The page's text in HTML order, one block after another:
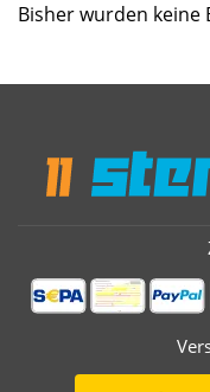
Bisher wurden keine